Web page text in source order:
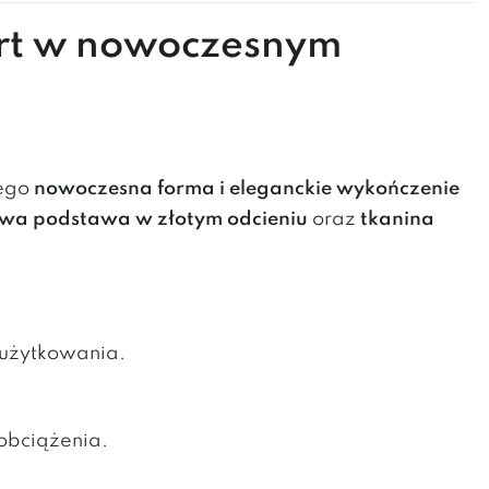
w nowoczesnym
nowoczesna forma i eleganckie wykończenie
podstawa w złotym odcieniu oraz tkanina